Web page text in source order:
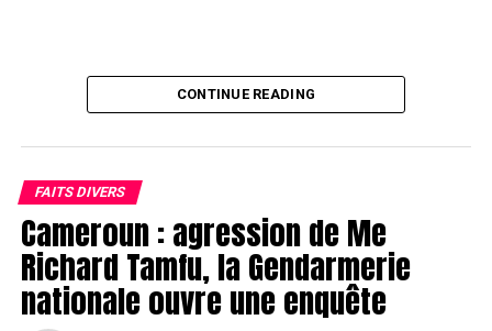
L’incident a débuté lorsque Dachi Ky a partagé une vidéo
privée, initialement destinée à un cercle restreint d’amis
son ex-compagnon, qui a ensuite divulgué les images au
public. Cette violation flagrante de la vie privée a
provoqué une vague d’indignation sur les plateformes
sociales, où de nombreux internautes ont exprimé leur
soutien à Dachi Ky, dénonçant cet abus de confiance.
CONTINUE READING
FAITS DIVERS
Cameroun : agression de Me
Richard Tamfu, la Gendarmerie
nationale ouvre une enquête